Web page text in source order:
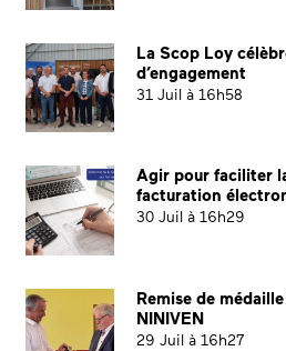
La Scop Loy
d’engagement
31 Juil à 16h58
Agir pour faciliter
facturation
30 Juil à 16h29
Remise de
NINIVEN
29 Juil à 16h27